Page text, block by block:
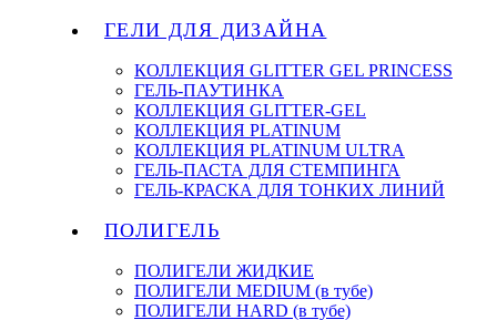
ГЕЛИ ДЛЯ ДИЗАЙНА
КОЛЛЕКЦИЯ GLITTER GEL PRINCESS
ГЕЛЬ-ПАУТИНКА
КОЛЛЕКЦИЯ GLITTER-GEL
КОЛЛЕКЦИЯ PLATINUM
КОЛЛЕКЦИЯ PLATINUM ULTRA
ГЕЛЬ-ПАСТА ДЛЯ СТЕМПИНГА
ГЕЛЬ-КРАСКА ДЛЯ ТОНКИХ ЛИНИЙ
ПОЛИГЕЛЬ
ПОЛИГЕЛИ ЖИДКИЕ
ПОЛИГЕЛИ MEDIUM (в тубе)
ПОЛИГЕЛИ HARD (в тубе)